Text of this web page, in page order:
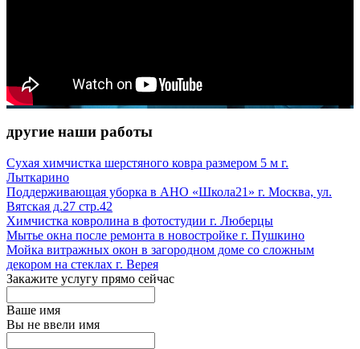
другие наши работы
Сухая химчистка шерстяного ковра размером 5 м г.
Лыткарино
Поддерживающая уборка в АНО «Школа21» г. Москва, ул.
Вятская д.27 стр.42
Химчистка ковролина в фотостудии г. Люберцы
Мытье окна после ремонта в новостройке г. Пушкино
Мойка витражных окон в загородном доме со сложным
декором на стеклах г. Верея
Закажите услугу прямо сейчас
Ваше имя
Вы не ввели имя